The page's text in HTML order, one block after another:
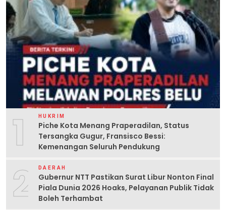
1 HUKRIM
Piche Kota Menang Praperadilan, Status
Tersangka Gugur, Fransisco Bessi:
Kemenangan Seluruh Pendukung
2 DAERAH
Gubernur NTT Pastikan Surat Libur Nonton Final
Piala Dunia 2026 Hoaks, Pelayanan Publik Tidak
Boleh Terhambat